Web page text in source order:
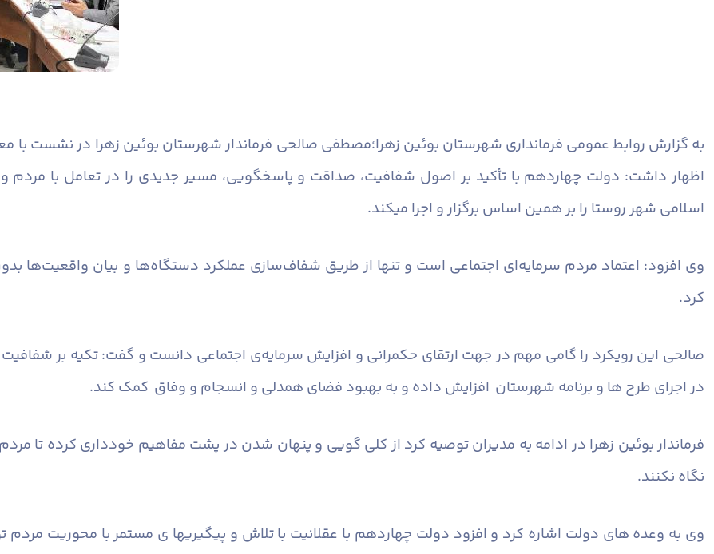
به گزارش روابط عمومی فرمانداری شهرستان بوئین زهرا؛مصطفی صالحی فرماندار شهرستان بوئین زهرا در نشست
اظهار داشت: دولت چهاردهم با تأکید بر اصول شفافیت، صداقت و پاسخگویی، مسیر جدیدی را در تعامل با
اسلامی شهر روستا را بر همین اساس برگزار و اجرا میکند.
وی افزود: اعتماد مردم سرمایه‌ای اجتماعی است و تنها از طریق شفاف‌سازی عملکرد دستگاه‌ها و بیان واقعیت‌ها
کرد.
صالحی این رویکرد را گامی مهم در جهت ارتقای حکمرانی و افزایش سرمایه‌ی اجتماعی دانست و گفت: تکیه بر
در اجرای طرح‌ ها و برنامه شهرستان افزایش داده و به بهبود فضای همدلی و انسجام و وفاق کمک کند.
فرماندار بوئین زهرا در ادامه به مدیران توصیه کرد از کلی گویی و پنهان شدن در پشت مفاهیم خودداری کرده تا
نگاه نکنند.
وی به وعده‌ های دولت اشاره کرد و افزود دولت چهاردهم با عقلانیت با تلاش و پیگیریها ی مستمر با محوریت مردم